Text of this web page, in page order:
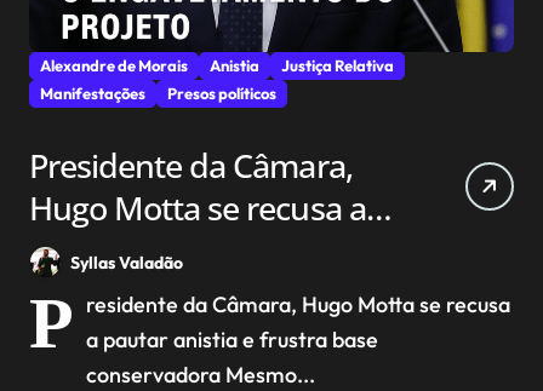
Alexandre de Morais Anistia
Justiça Relativa
Manifestações
Presos políticos
Presidente da Câmara,
Hugo Motta se recusa a
pautar anistia e frustra
base conservadora
Syllas Valadão
P residente da Câmara, Hugo Motta se recusa
a pautar anistia e frustra base
conservadora Mesmo...